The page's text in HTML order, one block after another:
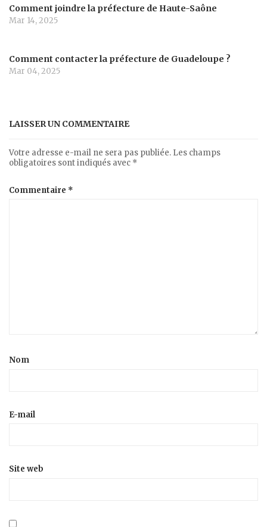
Comment joindre la préfecture de Haute-Saône
Mar 14, 2025
Comment contacter la préfecture de Guadeloupe ?
Mar 04, 2025
LAISSER UN COMMENTAIRE
Votre adresse e-mail ne sera pas publiée. Les champs
obligatoires sont indiqués avec *
Commentaire *
Nom
E-mail
Site web